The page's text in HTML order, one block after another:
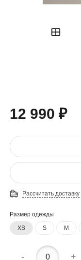
12 990 ₽
Рассчитать доставку
Размер одежды
XS
S M
- +